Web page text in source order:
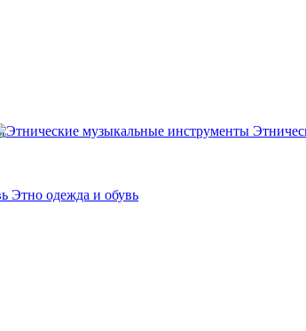
Этно одежда и обувь